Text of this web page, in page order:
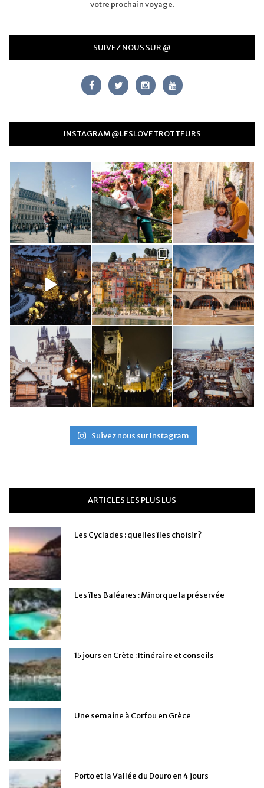
votre prochain voyage.
SUIVEZ NOUS SUR @
INSTAGRAM @LESLOVETROTTEURS
Suivez nous sur Instagram
ARTICLES LES PLUS LUS
Les Cyclades : quelles îles choisir ?
Les îles Baléares : Minorque la préservée
15 jours en Crète : Itinéraire et conseils
Une semaine à Corfou en Grèce
Porto et la Vallée du Douro en 4 jours